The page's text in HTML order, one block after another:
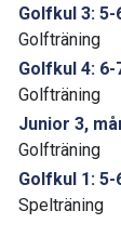
Golfkul 3: 5-
Golfträning
Golfkul 4: 6-
Golfträning
Junior 3,
Golfträning
Golfkul 1: 5-
Spelträning